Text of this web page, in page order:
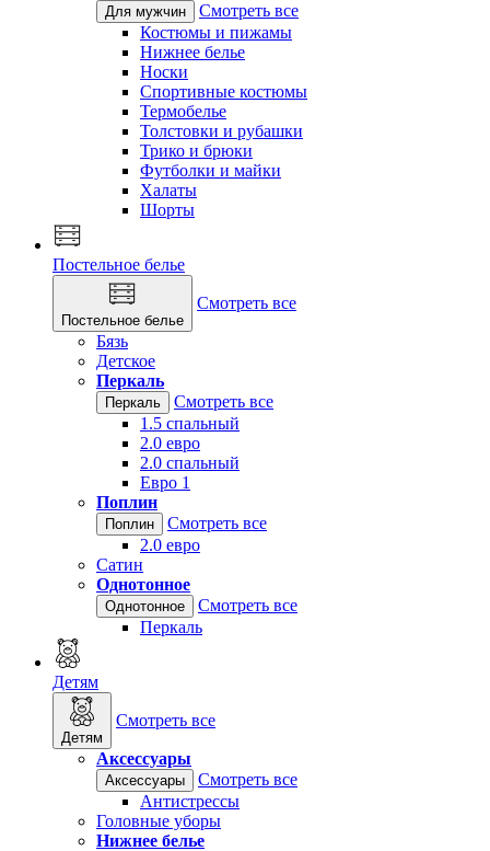
Для мужчин
Смотреть все
Костюмы и пижамы
Нижнее белье
Носки
Спортивные костюмы
Термобелье
Толстовки и рубашки
Трико и брюки
Футболки и майки
Халаты
Шорты
Постельное белье
Постельное белье
Смотреть все
Бязь
Детское
Перкаль
Перкаль
Смотреть все
1.5 спальный
2.0 евро
2.0 спальный
Евро 1
Поплин
Поплин
Смотреть все
2.0 евро
Сатин
Однотонное
Однотонное
Смотреть все
Перкаль
Детям
Детям
Смотреть все
Аксессуары
Аксессуары
Смотреть все
Антистрессы
Головные уборы
Нижнее белье